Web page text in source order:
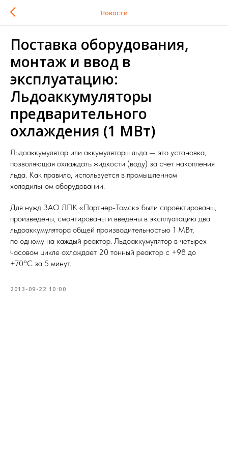
Новости
Поставка оборудования,
монтаж и ввод в
эксплуатацию:
Льдоаккумуляторы
предварительного
охлаждения (1 МВт)
Льдоаккумулятор или аккумуляторы льда — это установка,
позволяющая охлаждать жидкости (воду) за счет накопления
льда. Как правило, используется в промышленном
холодильном оборудовании.
Для нужд ЗАО ЛПК «Партнер-Томск» были спроектированы,
произведены, смонтированы и введены в эксплуатацию два
льдоаккумулятора общей производительностью 1 МВт,
по одному на каждый реактор. Льдоаккумулятор в четырех
часовом цикле охлаждает 20 тонный реактор с +98 до
+70°С за 5 минут.
2013-09-22 10:00